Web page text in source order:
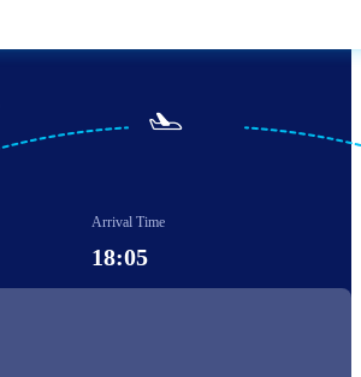

Arrival Time
18:05